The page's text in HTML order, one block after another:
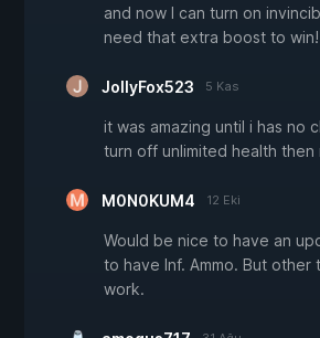
and now I can turn on
need that extra boost to
JollyFox523 5 Kas
it was amazing until i has no
turn off unlimited health then
M0N0KUM4 12 Eki
Would be nice to have an
to have Inf. Ammo. But other
work.